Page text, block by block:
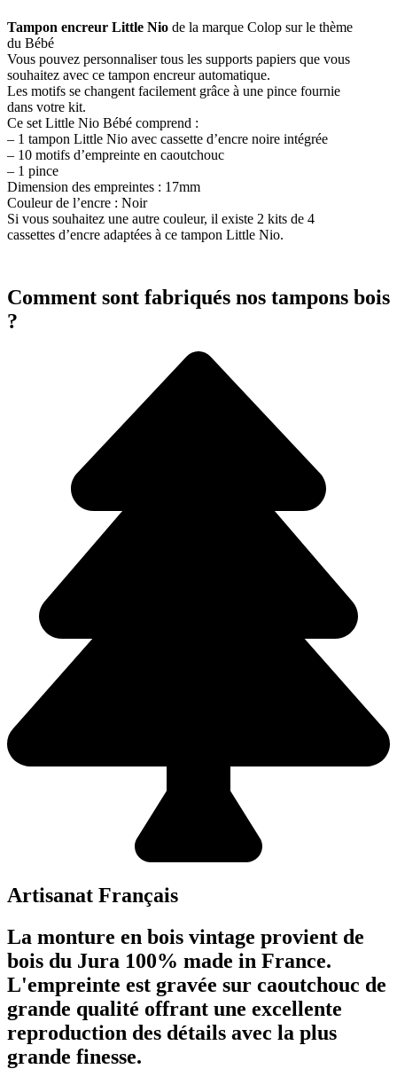
Tampon encreur Little Nio de la marque Colop sur le thème
du Bébé
Vous pouvez personnaliser tous les supports papiers que vous
souhaitez avec ce tampon encreur automatique.
Les motifs se changent facilement grâce à une pince fournie
dans votre kit.
Ce set Little Nio Bébé comprend :
– 1 tampon Little Nio avec cassette d’encre noire intégrée
– 10 motifs d’empreinte en caoutchouc
– 1 pince
Dimension des empreintes : 17mm
Couleur de l’encre : Noir
Si vous souhaitez une autre couleur, il existe 2 kits de 4
cassettes d’encre adaptées à ce tampon Little Nio.
Comment sont fabriqués nos tampons bois
?
Artisanat Français
La monture en bois vintage provient de
bois du Jura 100% made in France.
L'empreinte est gravée sur caoutchouc de
grande qualité offrant une excellente
reproduction des détails avec la plus
grande finesse.